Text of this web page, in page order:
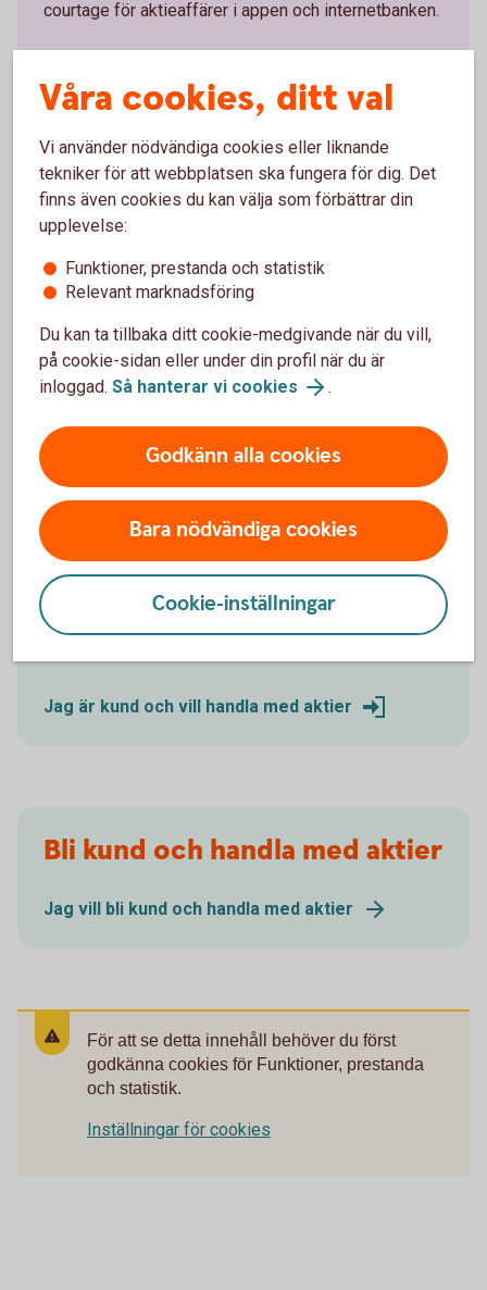
courtage för aktieaffärer i appen och internetbanken.
Se hela prislistan för
värdepappershandel
Prislista våra värdepapperstjänster
Mer information
Aktier och aktiehandel
Aktiesparande - handla med aktier
Jag är kund och vill handla med aktier
Bli kund och handla med aktier
Jag vill bli kund och handla med aktier
För att se detta innehåll behöver du först
godkänna cookies för Funktioner, prestanda
och statistik.
Inställningar för cookies
Våra cookies, ditt val
Vi använder nödvändiga cookies eller liknande
tekniker för att webbplatsen ska fungera för dig. Det
finns även cookies du kan välja som förbättrar din
upplevelse:
Funktioner, prestanda och statistik
Relevant marknadsföring
Du kan ta tillbaka ditt cookie-medgivande när du vill,
på cookie-sidan eller under din profil när du är
inloggad. Så hanterar vi cookies .
Godkänn alla cookies
Bara nödvändiga cookies
Cookie-inställningar